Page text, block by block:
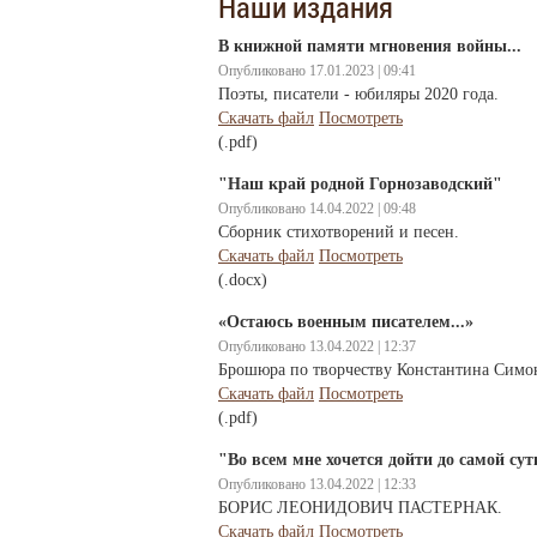
В книжной памяти мгновения войны...
Опубликовано 17.01.2023 | 09:41
Поэты, писатели - юбиляры 2020 года.
Скачать файл Посмотреть
(.pdf)
"Наш край родной Горнозаводский"
Опубликовано 14.04.2022 | 09:48
Сборник стихотворений и песен.
Скачать файл Посмотреть
(.docx)
«Остаюсь военным писателем...»
Опубликовано 13.04.2022 | 12:37
Брошюра по творчеству Константина
Скачать файл Посмотреть
(.pdf)
"Во всем мне хочется дойти до самой
Опубликовано 13.04.2022 | 12:33
БОРИС ЛЕОНИДОВИЧ ПАСТЕРНАК.
Скачать файл Посмотреть